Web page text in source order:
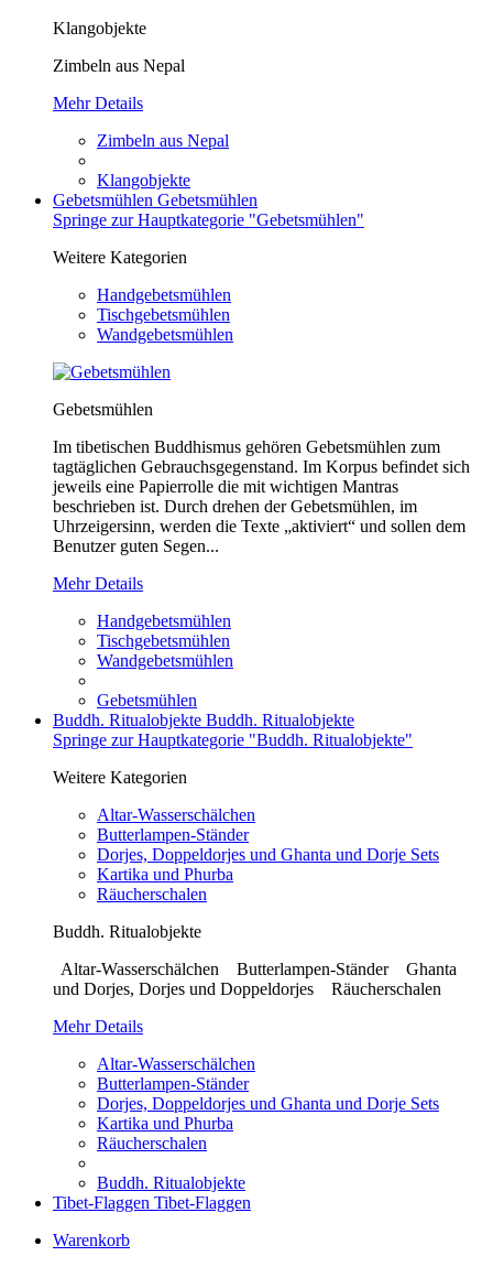
Klangobjekte
Zimbeln aus Nepal
Mehr Details
Zimbeln aus Nepal
Klangobjekte
Gebetsmühlen Gebetsmühlen
Springe zur Hauptkategorie "Gebetsmühlen"
Weitere Kategorien
Handgebetsmühlen
Tischgebetsmühlen
Wandgebetsmühlen
Gebetsmühlen
Im tibetischen Buddhismus gehören Gebetsmühlen zum
tagtäglichen Gebrauchsgegenstand. Im Korpus befindet sich
jeweils eine Papierrolle die mit wichtigen Mantras
beschrieben ist. Durch drehen der Gebetsmühlen, im
Uhrzeigersinn, werden die Texte „aktiviert“ und sollen dem
Benutzer guten Segen...
Mehr Details
Handgebetsmühlen
Tischgebetsmühlen
Wandgebetsmühlen
Gebetsmühlen
Buddh. Ritualobjekte Buddh. Ritualobjekte
Springe zur Hauptkategorie "Buddh. Ritualobjekte"
Weitere Kategorien
Altar-Wasserschälchen
Butterlampen-Ständer
Dorjes, Doppeldorjes und Ghanta und Dorje Sets
Kartika und Phurba
Räucherschalen
Buddh. Ritualobjekte
Altar-Wasserschälchen Butterlampen-Ständer Ghanta
und Dorjes, Dorjes und Doppeldorjes Räucherschalen
Mehr Details
Altar-Wasserschälchen
Butterlampen-Ständer
Dorjes, Doppeldorjes und Ghanta und Dorje Sets
Kartika und Phurba
Räucherschalen
Buddh. Ritualobjekte
Tibet-Flaggen Tibet-Flaggen
Warenkorb